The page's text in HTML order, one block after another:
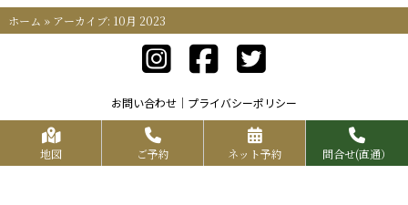
ホーム » アーカイブ: 10月 2023
お問い合わせ プライバシーポリシー
Copyrights KR FOOD SERVICE All Rights Reserved.
地図 ご予約 ネット予約 問合せ(直通）